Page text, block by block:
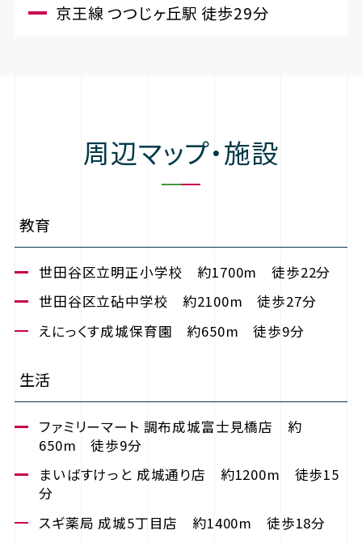
京王線 つつじヶ丘駅 徒歩29分
周辺マップ・施設
教育
世田谷区立明正小学校 約1700m 徒歩22分
世田谷区立砧中学校 約2100m 徒歩27分
えにっくす成城保育園 約650m 徒歩9分
生活
ファミリーマート 調布成城富士見橋店 約
650m 徒歩9分
まいばすけっと 成城通り店 約1200m 徒歩15
分
スギ薬局 成城5丁目店 約1400m 徒歩18分